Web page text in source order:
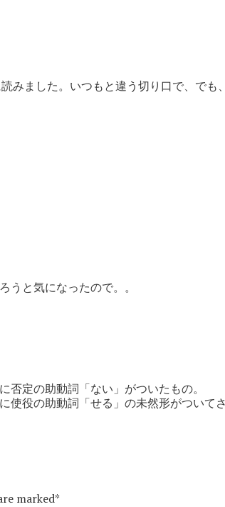
みました。いつもと違う切り口で、でも、
うと気になったので。。
否定の助動詞「ない」がついたもの。
使役の助動詞「せる」の未然形がついて
marked*